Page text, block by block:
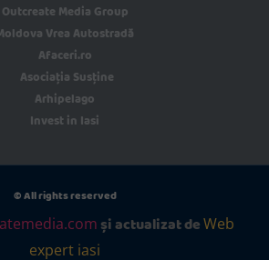
Outcreate Media Group
Vrea Autostradă
Afaceri.ro
Asociația Susține
Arhipelago
Invest in Iasi
© All rights reserved
și actualizat deWeb
expert iasi